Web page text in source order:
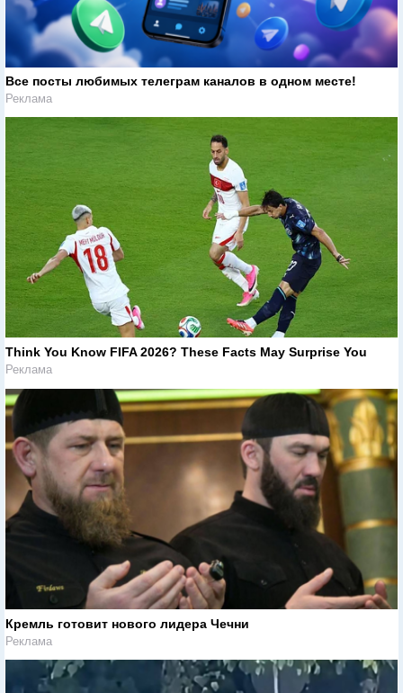
Все посты любимых телеграм каналов в одном месте!
Реклама
Think You Know FIFA 2026? These Facts May Surprise You
Реклама
Кремль готовит нового лидера Чечни
Реклама